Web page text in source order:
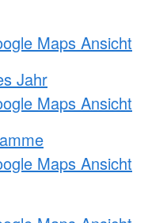
Maps Ansicht
Jahr
Maps Ansicht
Maps Ansicht